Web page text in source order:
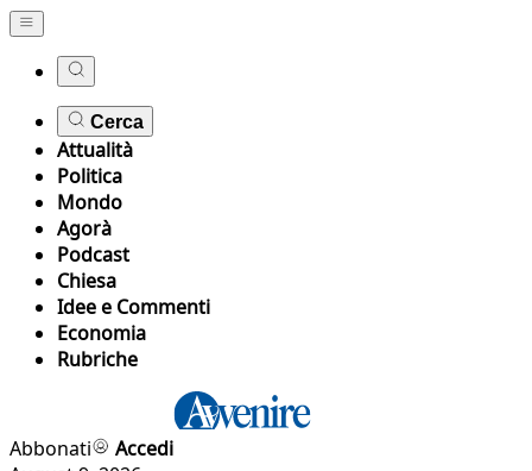
Cerca
Attualità
Politica
Mondo
Agorà
Podcast
Chiesa
Idee e Commenti
Economia
Rubriche
Abbonati
Accedi